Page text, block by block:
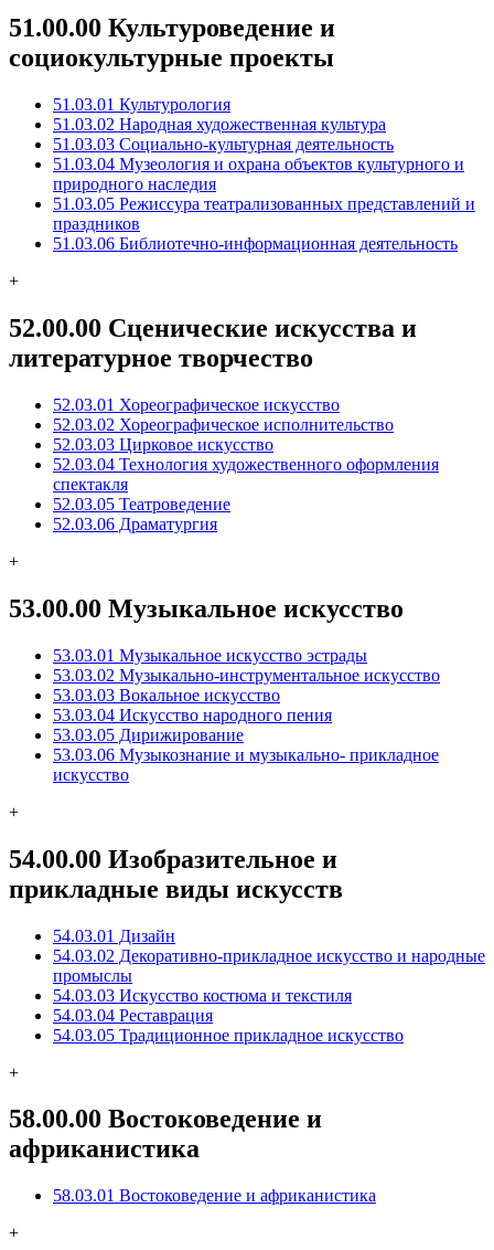
51.00.00 Культуроведение и
социокультурные проекты
51.03.01 Культурология
51.03.02 Народная художественная культура
51.03.03 Социально-культурная деятельность
51.03.04 Музеология и охрана объектов культурного и
природного наследия
51.03.05 Режиссура театрализованных представлений и
праздников
51.03.06 Библиотечно-информационная деятельность
+
52.00.00 Сценические искусства и
литературное творчество
52.03.01 Хореографическое искусство
52.03.02 Хореографическое исполнительство
52.03.03 Цирковое искусство
52.03.04 Технология художественного оформления
спектакля
52.03.05 Театроведение
52.03.06 Драматургия
+
53.00.00 Музыкальное искусство
53.03.01 Музыкальное искусство эстрады
53.03.02 Музыкально-инструментальное искусство
53.03.03 Вокальное искусство
53.03.04 Искусство народного пения
53.03.05 Дирижирование
53.03.06 Музыкознание и музыкально- прикладное
искусство
+
54.00.00 Изобразительное и
прикладные виды искусств
54.03.01 Дизайн
54.03.02 Декоративно-прикладное искусство и народные
промыслы
54.03.03 Искусство костюма и текстиля
54.03.04 Реставрация
54.03.05 Традиционное прикладное искусство
+
58.00.00 Востоковедение и
африканистика
58.03.01 Востоковедение и африканистика
+